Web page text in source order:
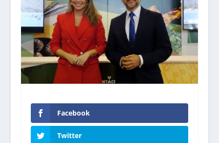
Facebook
Twitter